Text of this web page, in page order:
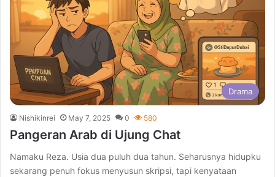
Drama
Nishikinrei May 7, 2025 0 580
Pangeran Arab di Ujung Chat
Namaku Reza. Usia dua puluh dua tahun. Seharusnya hidupku
sekarang penuh fokus menyusun skripsi, tapi kenyataan